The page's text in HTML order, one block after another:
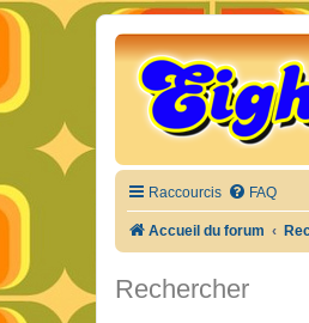
Raccourcis FAQ
Accueil du forum
Rechercher